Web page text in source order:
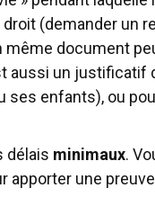
(demander un
document
aussi un
ses enfants), ou
délais minimaux.
une